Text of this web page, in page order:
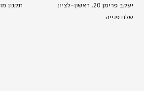
יעקב פרימן 20, ראשון-לציון
שלח פנייה
תקנון